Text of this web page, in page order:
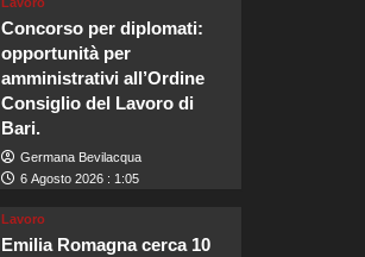
Concorso per diplomati:
opportunità per
amministrativi all’Ordine
Consiglio del Lavoro di
Bari.
Germana Bevilacqua
6 Agosto 2026 : 1:05
Lavoro
Emilia Romagna cerca 10